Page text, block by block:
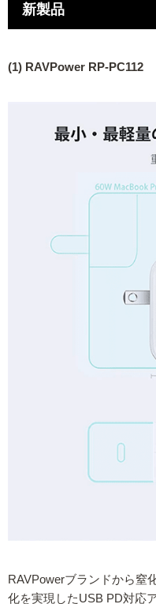
新製品
(1) RAVPower RP-PC112
RAVPowerブランドから窒
化を実現したUSB PD対応